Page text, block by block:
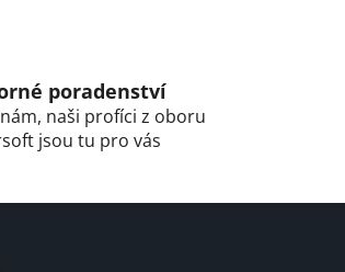
poradenství
naši profíci z oboru
jsou tu pro vás